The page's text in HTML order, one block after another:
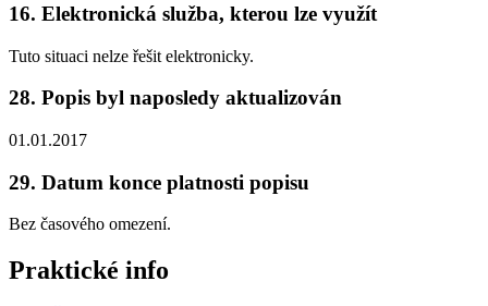
16. Elektronická služba, kterou lze využít
Tuto situaci nelze řešit elektronicky.
28. Popis byl naposledy aktualizován
01.01.2017
29. Datum konce platnosti popisu
Bez časového omezení.
Praktické info